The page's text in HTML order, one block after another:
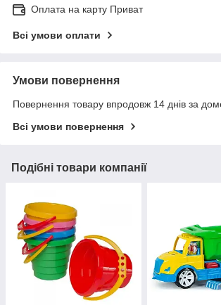
Оплата на карту Приват
Всі умови оплати
Умови повернення
Повернення товару впродовж 14 днів за
Всі умови повернення
Подібні товари компанії